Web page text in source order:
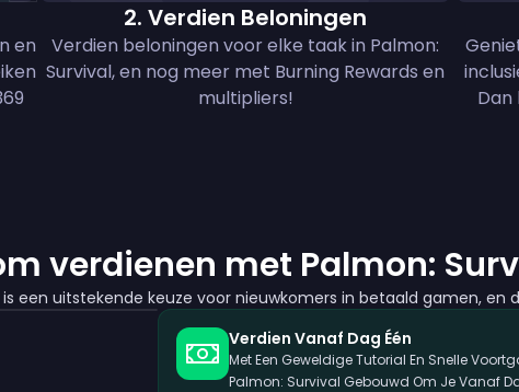
en
2. Verdien Beloningen
Verdien beloningen voor elke taak in Palmon:
Survival, en nog meer met Burning Rewards en
multipliers!
Dan
verdienen met Palmon:
is een uitstekende keuze voor nieuwkomers in betaald gamen, en
Verdien Vanaf Dag Één
Met Een Geweldige Tutorial En Snelle
Palmon: Survival Gebouwd Om Je Vanaf